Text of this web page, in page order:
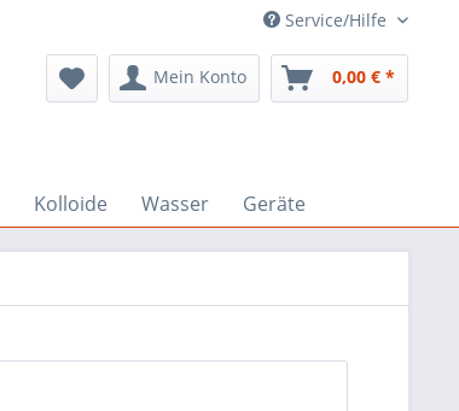
Service/Hilfe
Mein Konto 0,00 € *
Kolloide Wasser Geräte